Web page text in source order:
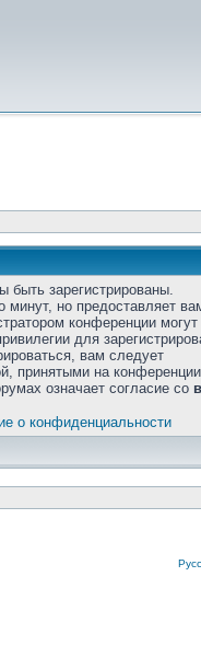
зарегистрированы.
минут, но предоставляет
конференции
для
вам следует
принятыми на
означает согласие со
о конфиденциальности